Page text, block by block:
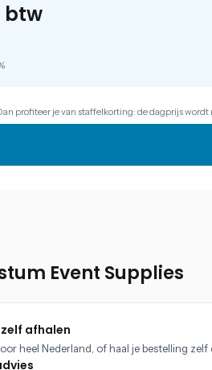
btw
profiteer je van staffelkorting: de dagprijs
Event Supplies
afhalen
heel Nederland, of haal je bestelling zelf